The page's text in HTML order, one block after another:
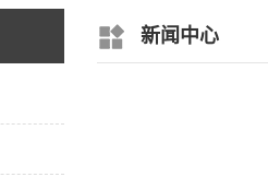
新闻中心